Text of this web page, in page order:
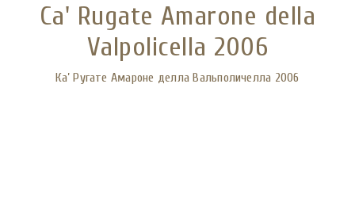
Ca' Rugate Amarone della
Valpolicella 2006
Ка’ Ругате Амароне делла Вальполичелла 2006